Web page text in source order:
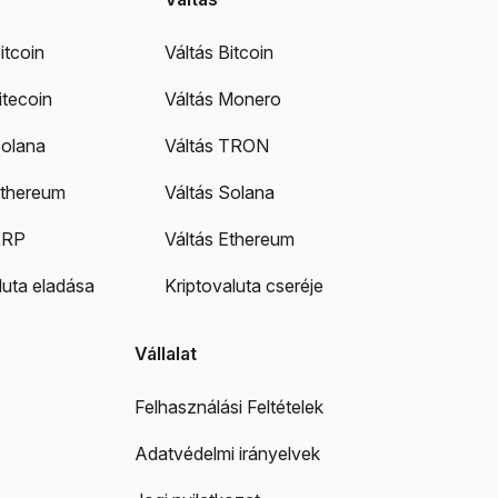
eladása
Váltás Bitcoin
Váltás Monero
Váltás TRON
Váltás Solana
Váltás Ethereum
Kriptovaluta cseréje
Vállalat
Felhasználási Feltételek
Adatvédelmi irányelvek